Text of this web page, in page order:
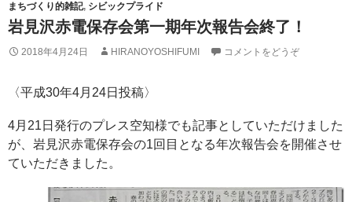
まちづくり的雑記, シビックプライド
岩見沢赤電保存会第一期年次報告会終了！
2018年4月24日 HIRANOYOSHIFUMI コメントをどうぞ
〈平成30年4月24日投稿〉
4月21日発行のプレス空知様でも記事としていただけました
が、岩見沢赤電保存会の1回目となる年次報告会を開催させ
ていただきました。